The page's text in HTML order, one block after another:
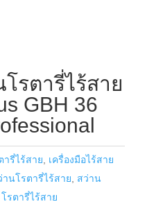
รตารี่ไร้สาย
GBH 36
ารี่ไร้สาย, เครื่องมือไร้สาย
านโรตารี่ไร้สาย, สว่าน
โรตารี่ไร้สาย